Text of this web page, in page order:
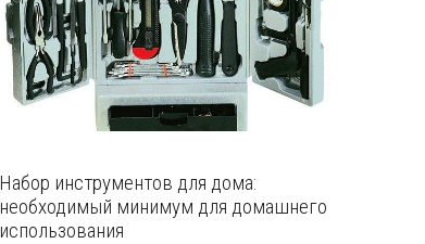
Набор инструментов для дома:
необходимый минимум для домашнего
использования